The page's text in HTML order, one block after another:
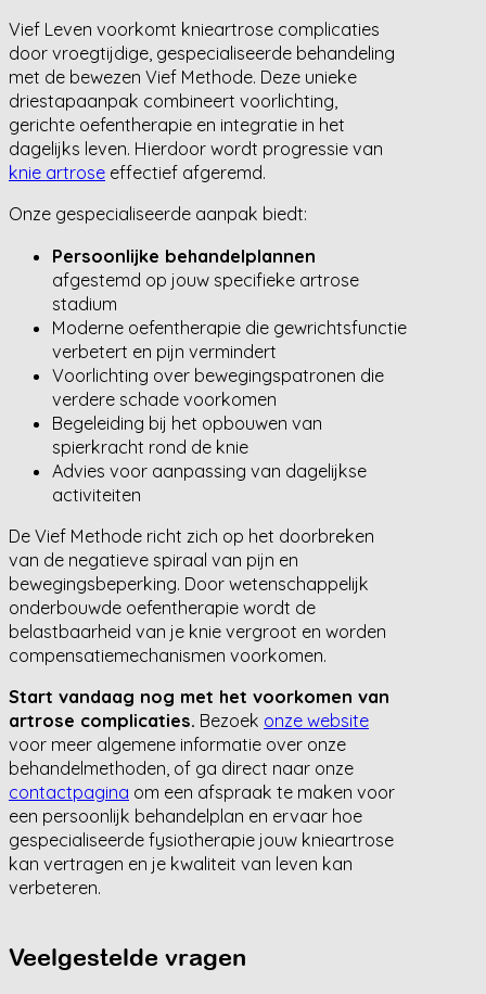
Vief Leven voorkomt knieartrose complicaties
door vroegtijdige, gespecialiseerde behandeling
met de bewezen Vief Methode. Deze unieke
driestapaanpak combineert voorlichting,
gerichte oefentherapie en integratie in het
dagelijks leven. Hierdoor wordt progressie van
knie artrose effectief afgeremd.
Onze gespecialiseerde aanpak biedt:
Persoonlijke behandelplannen
afgestemd op jouw specifieke artrose
stadium
Moderne oefentherapie die gewrichtsfunctie
verbetert en pijn vermindert
Voorlichting over bewegingspatronen die
verdere schade voorkomen
Begeleiding bij het opbouwen van
spierkracht rond de knie
Advies voor aanpassing van dagelijkse
activiteiten
De Vief Methode richt zich op het doorbreken
van de negatieve spiraal van pijn en
bewegingsbeperking. Door wetenschappelijk
onderbouwde oefentherapie wordt de
belastbaarheid van je knie vergroot en worden
compensatiemechanismen voorkomen.
Start vandaag nog met het voorkomen van
artrose complicaties. Bezoek onze website
voor meer algemene informatie over onze
behandelmethoden, of ga direct naar onze
contactpagina om een afspraak te maken voor
een persoonlijk behandelplan en ervaar hoe
gespecialiseerde fysiotherapie jouw knieartrose
kan vertragen en je kwaliteit van leven kan
verbeteren.
Veelgestelde vragen